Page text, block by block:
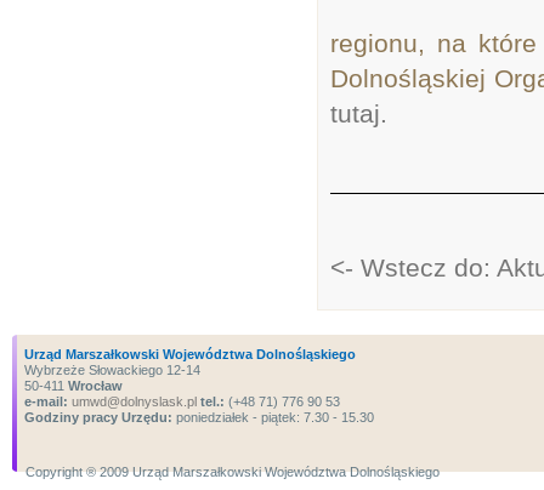
regionu, na
Dolnośląskiej
tutaj.
<- Wstecz do:
Urząd Marszałkowski Województwa Dolnośląskiego
Wybrzeże Słowackiego 12-14
50-411 Wrocław
e-mail: umwd@dolnyslask.pl tel.: (+48 71) 776 90 53
Godziny pracy Urzędu: poniedziałek - piątek: 7.30 - 15.30
Copyright ® 2009 Urząd Marszałkowski Województwa Dolnośląskiego